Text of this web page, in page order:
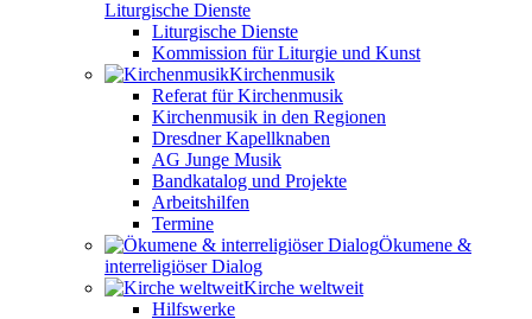
Liturgische Dienste
Liturgische Dienste
Kommission für Liturgie und Kunst
Kirchenmusik
Referat für Kirchenmusik
Kirchenmusik in den Regionen
Dresdner Kapellknaben
AG Junge Musik
Bandkatalog und Projekte
Arbeitshilfen
Termine
Ökumene &
interreligiöser Dialog
Kirche weltweit
Hilfswerke